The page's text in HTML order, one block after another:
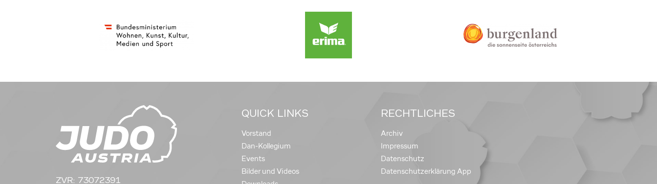
ZVR: 73072391
QUICK LINKS
Vorstand
Dan-Kollegium
Events
Bilder und Videos
RECHTLICHES
Archiv
Impressum
Datenschutz
Datenschutzerklärung App